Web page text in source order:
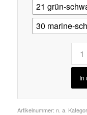
21 grün-
30 marine-
In
Artikelnummer: n. a.